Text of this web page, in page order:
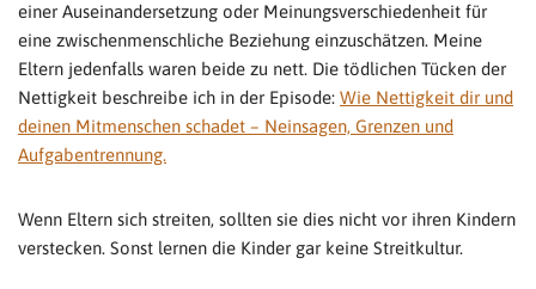
einer Auseinandersetzung oder Meinungsverschiedenheit für
eine zwischenmenschliche Beziehung einzuschätzen. Meine
Eltern jedenfalls waren beide zu nett. Die tödlichen Tücken der
Nettigkeit beschreibe ich in der Episode: Wie Nettigkeit dir und
deinen Mitmenschen schadet – Neinsagen, Grenzen und
Aufgabentrennung.
Wenn Eltern sich streiten, sollten sie dies nicht vor ihren Kindern
verstecken. Sonst lernen die Kinder gar keine Streitkultur.